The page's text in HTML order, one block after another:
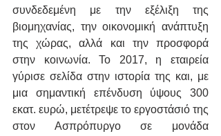
συνδεδεμένη με την εξέλιξη της
βιομηχανίας, την οικονομική ανάπτυξη
της χώρας, αλλά και την προσφορά
στην κοινωνία. Το 2017, η εταιρεία
γύρισε σελίδα στην ιστορία της και, με
μια σημαντική επένδυση ύψους 300
εκατ. ευρώ, μετέτρεψε το εργοστάσιό της
στον Ασπρόπυργο σε μονάδα